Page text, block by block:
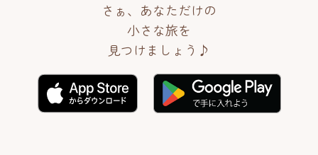
さぁ、あなただけの
小さな旅を
見つけましょう♪